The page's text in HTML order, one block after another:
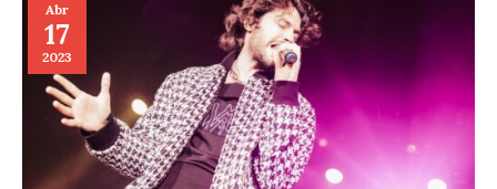
Abr
17
2023